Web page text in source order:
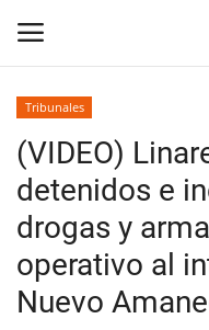
Inicio
Crónica
Policial
Tribunales
Tribunales
(VIDEO)
detenidos e
drogas y
operativo al
Nuevo